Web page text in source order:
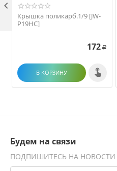
Крышка поликарб.1/9 [JW-
P19HC]
172 Р
В КОРЗИНУ

Будем на связи
ПОДПИШИТЕСЬ НА НОВОСТИ